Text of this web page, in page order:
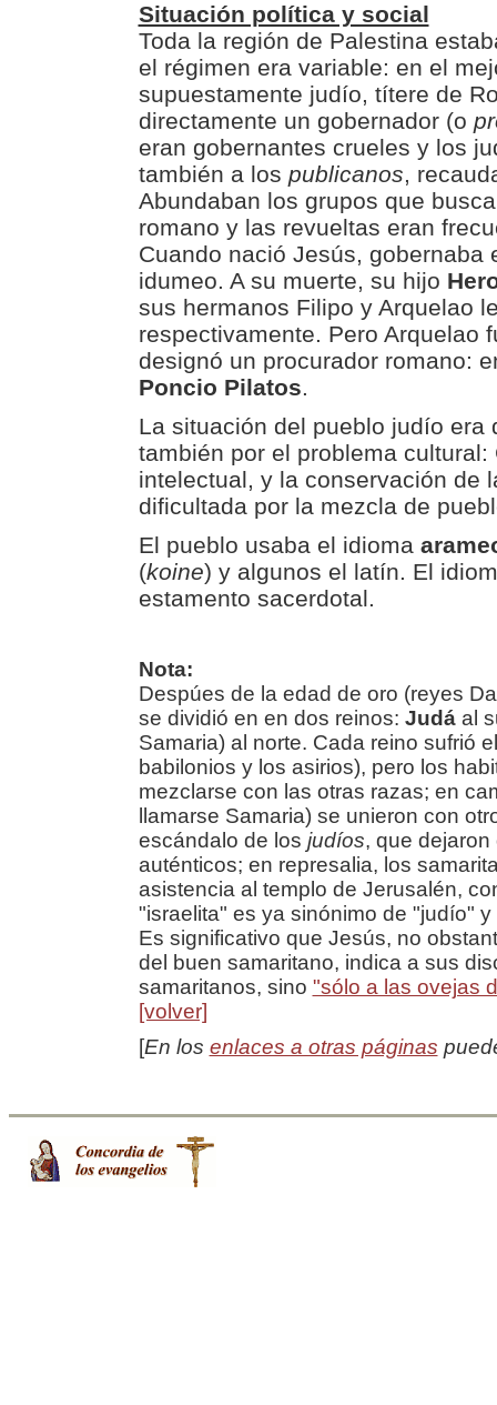
Situación política y social
Toda la región de Palestina
el régimen era variable: en el
supuestamente judío, títere de
directamente un gobernador (o
eran gobernantes crueles y los
también a los publicanos,
Abundaban los grupos que
romano y las revueltas eran
Cuando nació Jesús, gobernaba
idumeo. A su muerte, su hijo
sus hermanos Filipo y Arquelao
respectivamente. Pero Arquelao
designó un procurador romano:
Poncio Pilatos.
La situación del pueblo judío
también por el problema
intelectual, y la conservación de
dificultada por la mezcla de
El pueblo usaba el idioma
(koine) y algunos el latín. El
estamento sacerdotal.
Nota:
Despúes de la edad de oro (reyes
se dividió en en dos reinos: Judáal
Samaria) al norte. Cada reino sufrió
babilonios y los asirios), pero los
mezclarse con las otras razas; en
llamarse Samaria) se unieron con
escándalo de los judíos, que
auténticos; en represalia, los
asistencia al templo de Jerusalén,
"israelita" es ya sinónimo de "judío"
Es significativo que Jesús, no
del buen samaritano, indica a sus
samaritanos, sino "sólo a las ovejas
[volver]
[En los enlaces a otras páginas